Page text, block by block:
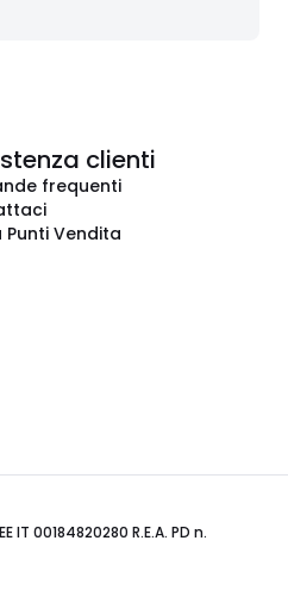
clienti
frequenti
Punti Vendita
00184820280 R.E.A. PD n.